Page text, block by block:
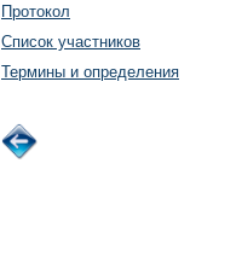
Протокол
Список участников
Термины и определения